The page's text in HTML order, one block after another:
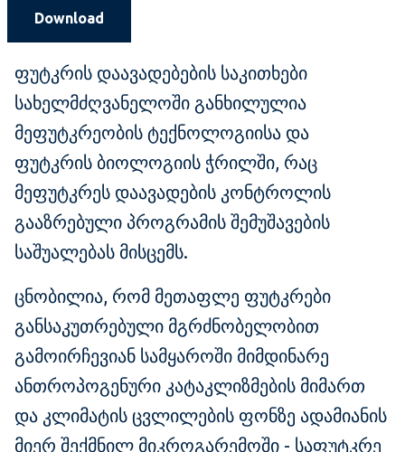
Download
ფუტკრის დაავადებების საკითხები
სახელმძღვანელოში განხილულია
მეფუტკრეობის ტექნოლოგიისა და
ფუტკრის ბიოლოგიის ჭრილში, რაც
მეფუტკრეს დაავადების კონტროლის
გააზრებული პროგრამის შემუშავების
საშუალებას მისცემს.
ცნობილია, რომ მეთაფლე ფუტკრები
განსაკუთრებული მგრძნობელობით
გამოირჩევიან სამყაროში მიმდინარე
ანთროპოგენური კატაკლიზმების მიმართ
და კლიმატის ცვლილების ფონზე ადამიანის
მიერ შექმნილ მიკროგარემოში - საფუტკრე